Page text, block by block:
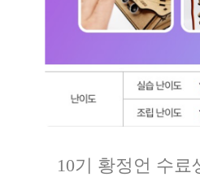
10기 황정언 수